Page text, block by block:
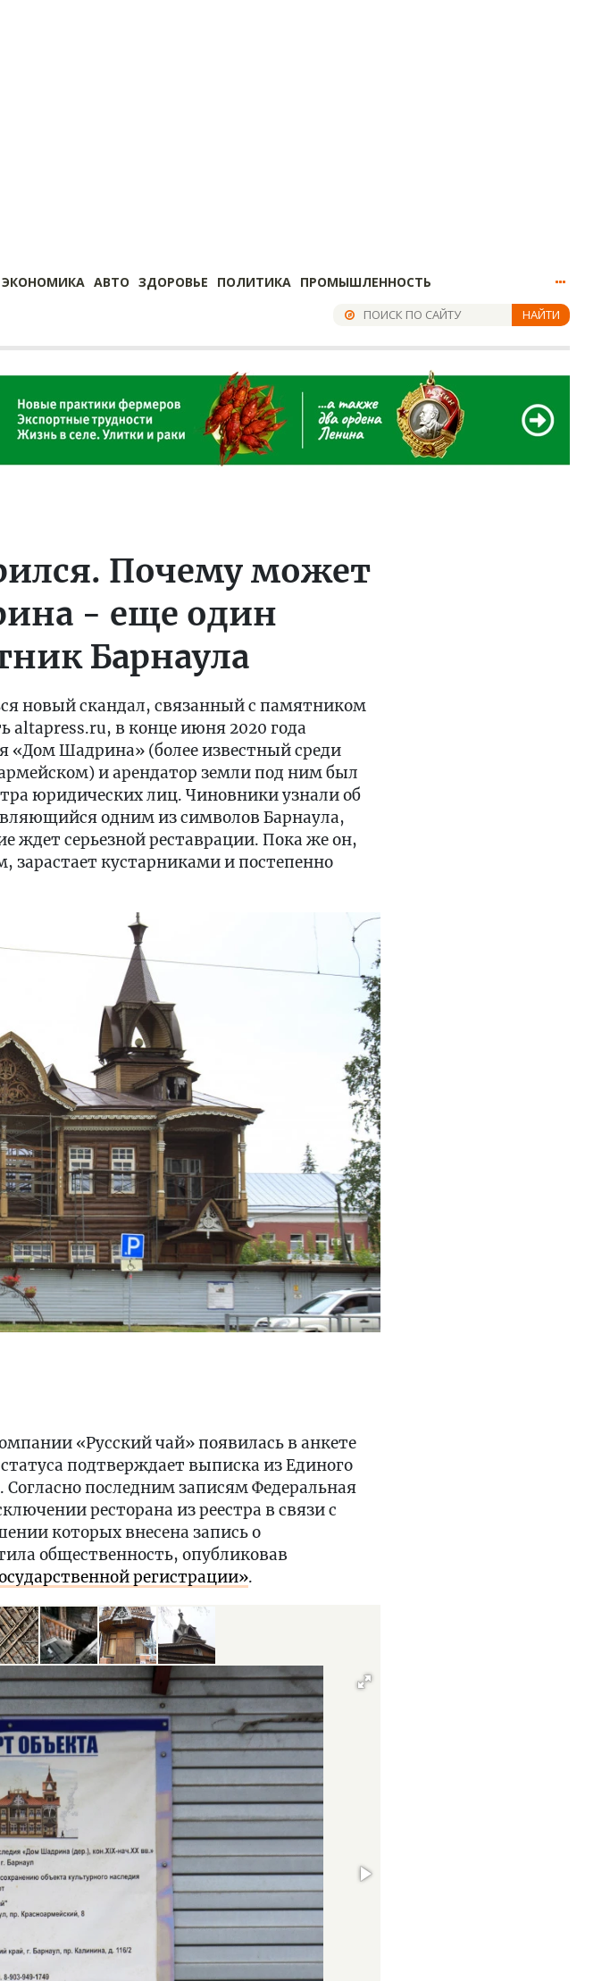
ЭКОНОМИКА АВТО ЗДОРОВЬЕ ПОЛИТИКА ПРОМЫШЛЕННОСТЬ
НАЙТИ
Почему может
- еще один
Барнаула
новый скандал, связанный с памятником
altapress.ru, в конце июня 2020 года
«Дом Шадрина» (более известный среди
и арендатор земли под ним был
юридических лиц. Чиновники узнали об
одним из символов Барнаула,
ждет серьезной реставрации. Пока же он,
зарастает кустарниками и постепенно
«Русский чай» появилась в анкете
подтверждает выписка из Единого
последним записям Федеральная
ресторана из реестра в связи с
которых внесена запись о
общественность, опубликовав
регистрации».